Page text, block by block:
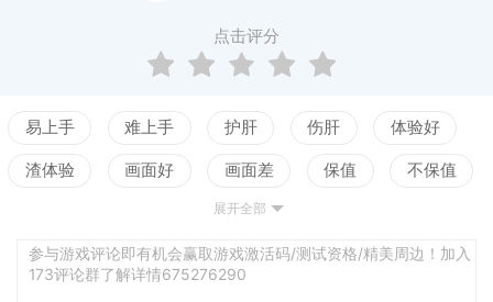
点击评分
易上手 难上手 护肝 伤肝 体验好
渣体验 画面好 画面差 保值 不保值
测试
展开全部
参与游戏评论即有机会赢取游戏激活码/测试资格/精美周边！加入
173评论群了解详情675276290